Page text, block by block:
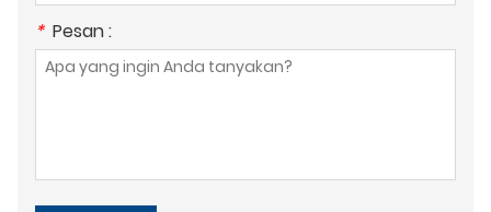
* Pesan :